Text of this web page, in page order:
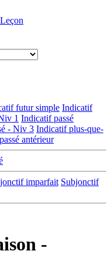
futur simple Indicatif
1 Indicatif passé
- Niv 3 Indicatif plus-que-
antérieur
imparfait Subjonctif
-